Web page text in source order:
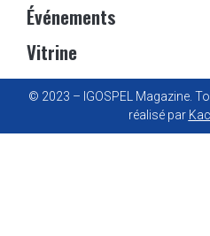
Événements
Vitrine
© 2023 – IGOSPEL Magazine.
réalisé par